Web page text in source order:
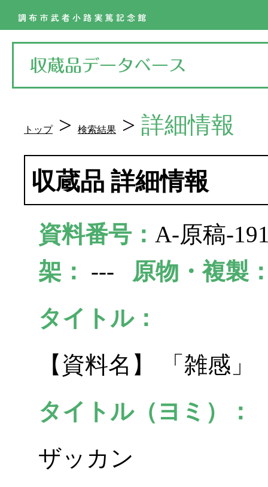
トップ> 検索結果 > 詳細情報
収蔵品 詳細情報
資料番号： A-原稿-
架：
--- 原物・複製
タイトル：
【資料名】 「雑感」
タイトル（ヨミ）：
ザッカン